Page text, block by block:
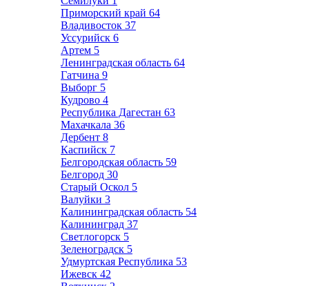
Приморский край 64
Владивосток 37
Уссурийск 6
Артем 5
Ленинградская область 64
Гатчина 9
Выборг 5
Кудрово 4
Республика Дагестан 63
Махачкала 36
Дербент 8
Каспийск 7
Белгородская область 59
Белгород 30
Старый Оскол 5
Валуйки 3
Калининградская область 54
Калининград 37
Светлогорск 5
Зеленоградск 5
Удмуртская Республика 53
Ижевск 42